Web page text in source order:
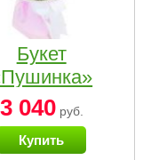
Букет
3 040руб.
Купить